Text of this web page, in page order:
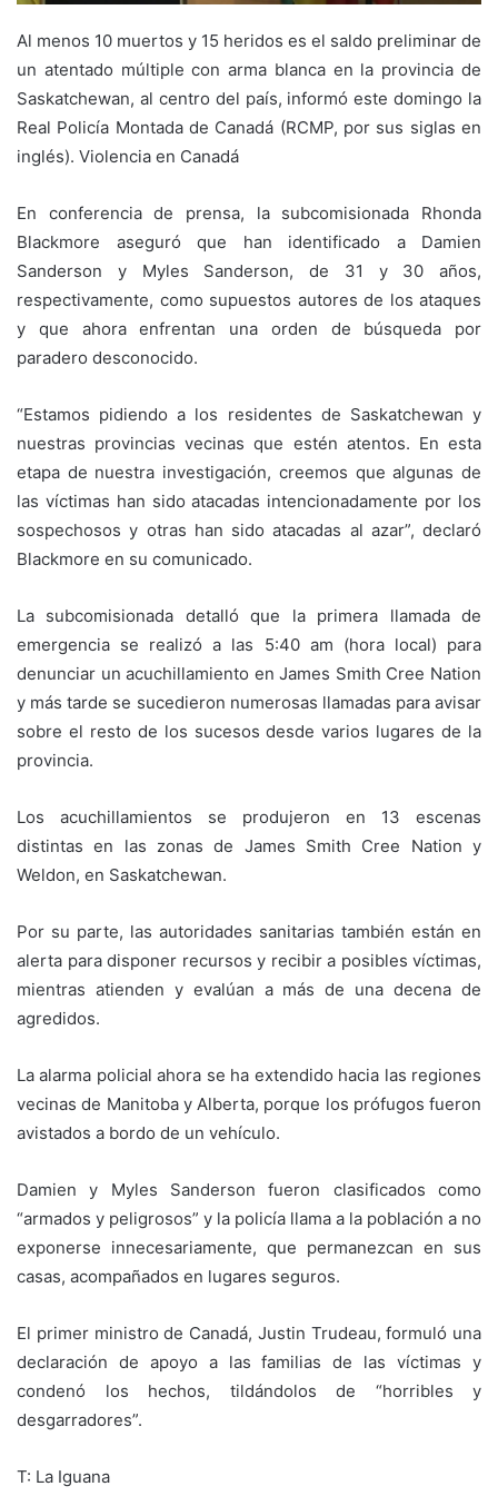
Al menos 10 muertos y 15 heridos es el saldo preliminar de
un atentado múltiple con arma blanca en la provincia de
Saskatchewan, al centro del país, informó este domingo la
Real Policía Montada de Canadá (RCMP, por sus siglas en
inglés). Violencia en Canadá
En conferencia de prensa, la subcomisionada Rhonda
Blackmore aseguró que han identificado a Damien
Sanderson y Myles Sanderson, de 31 y 30 años,
respectivamente, como supuestos autores de los ataques
y que ahora enfrentan una orden de búsqueda por
paradero desconocido.
“Estamos pidiendo a los residentes de Saskatchewan y
nuestras provincias vecinas que estén atentos. En esta
etapa de nuestra investigación, creemos que algunas de
las víctimas han sido atacadas intencionadamente por los
sospechosos y otras han sido atacadas al azar”, declaró
Blackmore en su comunicado.
La subcomisionada detalló que la primera llamada de
emergencia se realizó a las 5:40 am (hora local) para
denunciar un acuchillamiento en James Smith Cree Nation
y más tarde se sucedieron numerosas llamadas para avisar
sobre el resto de los sucesos desde varios lugares de la
provincia.
Los acuchillamientos se produjeron en 13 escenas
distintas en las zonas de James Smith Cree Nation y
Weldon, en Saskatchewan.
Por su parte, las autoridades sanitarias también están en
alerta para disponer recursos y recibir a posibles víctimas,
mientras atienden y evalúan a más de una decena de
agredidos.
La alarma policial ahora se ha extendido hacia las regiones
vecinas de Manitoba y Alberta, porque los prófugos fueron
avistados a bordo de un vehículo.
Damien y Myles Sanderson fueron clasificados como
“armados y peligrosos” y la policía llama a la población a no
exponerse innecesariamente, que permanezcan en sus
casas, acompañados en lugares seguros.
El primer ministro de Canadá, Justin Trudeau, formuló una
declaración de apoyo a las familias de las víctimas y
condenó los hechos, tildándolos de “horribles y
desgarradores”.
T: La Iguana